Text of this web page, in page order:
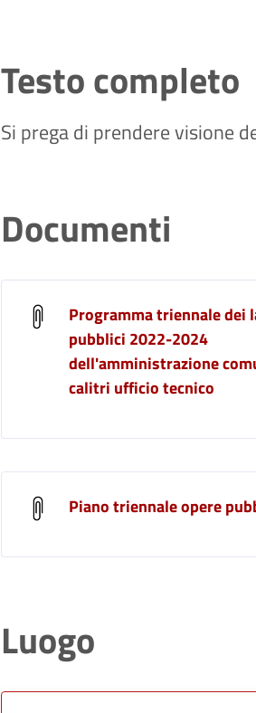
Testo completo
Si prega di prendere visione
Documenti
Programma triennale dei
pubblici 2022-2024
dell'amministrazione
calitri ufficio tecnico
Piano triennale opere
Luogo